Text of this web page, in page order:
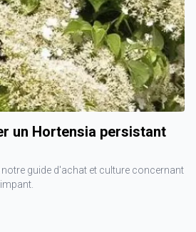
un Hortensia persistant
notre guide d'achat et culture concernant